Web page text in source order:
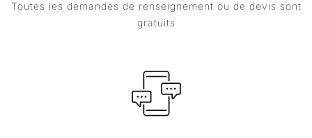
Toutes les demandes de renseignement ou de devis sont
gratuits